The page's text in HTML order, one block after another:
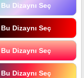
Bu Dizaynı Seç
Bu Dizaynı Seç
Bu Dizaynı Seç
Bu Dizaynı Seç